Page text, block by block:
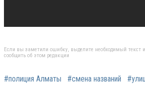
Если вы заметили ошибку, выделите необходимый текст
сообщить об этом редакции
#полиция Алматы #смена названий